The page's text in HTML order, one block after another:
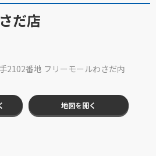
だ店
2102番地 フリーモールわさだ内
地図を開く